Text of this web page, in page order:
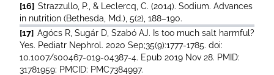
[16] Strazzullo, P., & Leclercq, C. (2014). Sodium. Advances
in nutrition (Bethesda, Md.), 5(2), 188–190.
[17] Agócs R, Sugár D, Szabó AJ. Is too much salt harmful?
Yes. Pediatr Nephrol. 2020 Sep;35(9):1777-1785. doi:
10.1007/s00467-019-04387-4. Epub 2019 Nov 28. PMID:
31781959; PMCID: PMC7384997.